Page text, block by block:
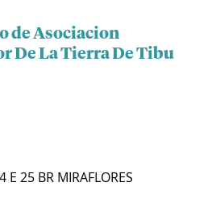
de Asociacion
De La Tierra De Tibu
E 25 BR MIRAFLORES